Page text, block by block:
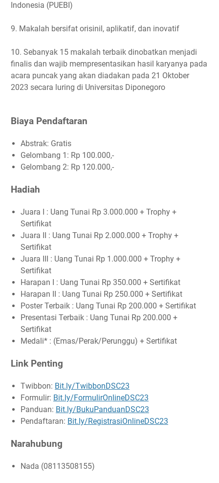
Indonesia (PUEBI)
9. Makalah bersifat orisinil, aplikatif, dan inovatif
10. Sebanyak 15 makalah terbaik dinobatkan menjadi
finalis dan wajib mempresentasikan hasil karyanya pada
acara puncak yang akan diadakan pada 21 Oktober
2023 secara luring di Universitas Diponegoro
Biaya Pendaftaran
Abstrak: Gratis
Gelombang 1: Rp 100.000,-
Gelombang 2: Rp 120.000,-
Hadiah
Juara I : Uang Tunai Rp 3.000.000 + Trophy +
Sertifikat
Juara II : Uang Tunai Rp 2.000.000 + Trophy +
Sertifikat
Juara III : Uang Tunai Rp 1.000.000 + Trophy +
Sertifikat
Harapan I : Uang Tunai Rp 350.000 + Sertifikat
Harapan II : Uang Tunai Rp 250.000 + Sertifikat
Poster Terbaik : Uang Tunai Rp 200.000 + Sertifikat
Presentasi Terbaik : Uang Tunai Rp 200.000 +
Sertifikat
Medali* : (Emas/Perak/Perunggu) + Sertifikat
Link Penting
Twibbon: Bit.ly/TwibbonDSC23
Formulir: Bit.ly/FormulirOnlineDSC23
Panduan: Bit.ly/BukuPanduanDSC23
Pendaftaran: Bit.ly/RegistrasiOnlineDSC23
Narahubung
Nada (08113508155)